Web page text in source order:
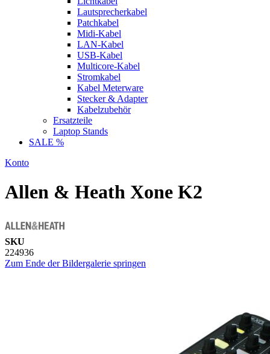
Lautsprecherkabel
Patchkabel
Midi-Kabel
LAN-Kabel
USB-Kabel
Multicore-Kabel
Stromkabel
Kabel Meterware
Stecker & Adapter
Kabelzubehör
Ersatzteile
Laptop Stands
SALE %
Konto
Allen & Heath Xone K2
SKU
224936
Zum Ende der Bildergalerie springen